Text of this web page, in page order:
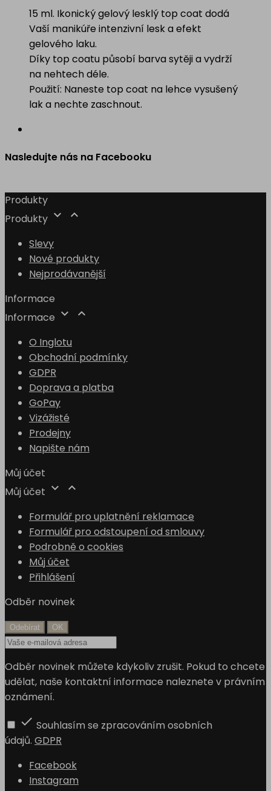
15 ml. Ikonický gelový lesklý top coat dodá
Vaší manikúře intenzivní lesk a efekt
gelového laku.
Díky top coatu působí barva sytěji a vydrží
na nehtech déle.
Použití: Naneste top coat na lehce vysušený
lak a nechte zaschnout.
Nasledujte nás na Facebooku
Produkty
Produkty  
Slevy
Nové produkty
Nejprodávanější
Informace
Informace  
O Inglotu
Obchodní podmínky
GDPR
Doprava a platba
GoPay
Vizážisté
Prodejny
Napište nám
Můj účet
Můj účet  
Formulář pro uplatnění reklamace
Formulář pro odstoupení od smlouvy
Podrobně o cookies
Můj účet
Přihlášení
Odběr novinek
Odběr novinek můžete kdykoliv zrušit. Pokud to chcete
udělat, naše kontaktní informace naleznete v právním
oznámení.
 Souhlasím se zpracováním osobních
údajů. GDPR
Facebook
Instagram